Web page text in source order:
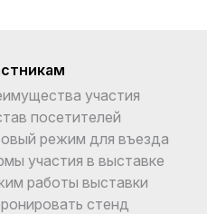
участия
посетителей
режим для въезда
участия в выставке
работы выставки
стенд